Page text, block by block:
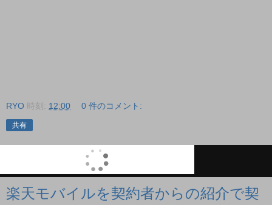
RYO 時刻: 12:00 0 件のコメント:
共有
楽天モバイルを契約者からの紹介で契